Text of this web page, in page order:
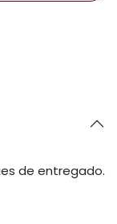
de entregado.